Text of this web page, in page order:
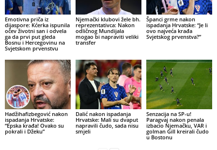
Emotivna priča iz
dijaspore: Kćerka ispunila
očev životni san i odvela
ga da prvi put gleda
Bosnu i Hercegovinu na
Svjetskom prvenstvu
Njemački klubovi žele bh.
reprezentativca: Nakon
odličnog Mundijala
mogao bi napraviti veliki
transfer
Španci grme nakon
ispadanja Hrvatske: “Je li
ovo najveća krađa
Svjetskog prvenstva?”
Hadžihafizbegović nakon
ispadanja Hrvatske:
“Epska krađa! Ovako su
pokrali i Džeku”
Dalić nakon ispadanja
Hrvatske: Mali su dvaput
napravili čudo, sada nisu
smjeli
Senzacija na SP-u!
Paragvaj nakon penala
izbacio Njemačku, VAR i
golman Gill kreirali čudo
u Bostonu